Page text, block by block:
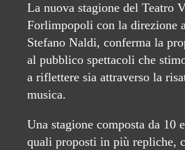
La nuova stagione del Teatro
Forlimpopoli con la direzione
Stefano Naldi, conferma la
al pubblico spettacoli che
a riflettere sia attraverso la
musica.
Una stagione composta da 10
quali proposti in più repliche,